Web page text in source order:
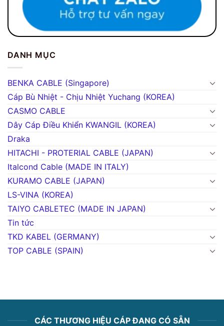
DANH MỤC
BENKA CABLE (Singapore)
Cáp Bù Nhiệt - Chịu Nhiệt Yuchang (KOREA)
CASMO CABLE
Dây Cáp Điều Khiển KWANGIL (KOREA)
Draka
HITACHI - PROTERIAL CABLE (JAPAN)
Italcond Cable (MADE IN ITALY)
KURAMO CABLE (JAPAN)
LS-VINA (KOREA)
TAIYO CABLETEC (MADE IN JAPAN)
Tin tức
TKD KABEL (GERMANY)
TOP CABLE (SPAIN)
CÁC THƯƠNG HIỆU CÁP ĐANG CÓ SẴN